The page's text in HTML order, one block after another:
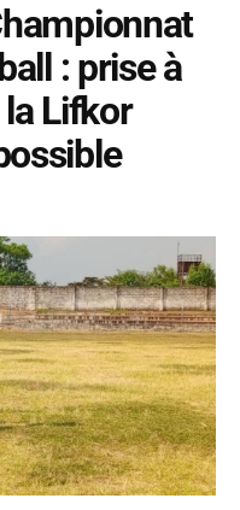
: prise à
Lifkor